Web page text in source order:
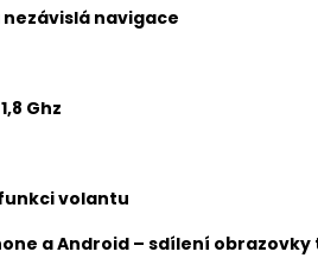
nezávislá navigace
Ghz
volantu
a Android – sdílení